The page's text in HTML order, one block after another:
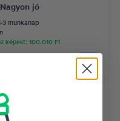
jó
3 munkanap
képest: 100.010 Ft
jó